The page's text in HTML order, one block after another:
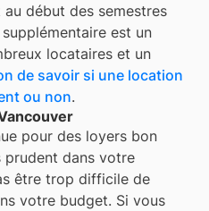
au début des semestres
est un
locataires et un
de savoir si une location
ou non.
pour des loyers bon
prudent dans votre
être trop difficile de
votre budget. Si vous